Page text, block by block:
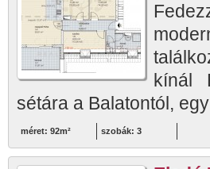
kínál
sétára a Balatontól,
méret: 92m² szobák: 3